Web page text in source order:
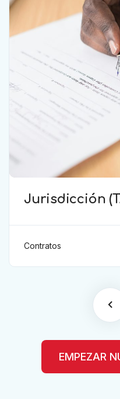
Jurisdicción
cláusula de
jurisdiccional
Contratos
EMPEZAR